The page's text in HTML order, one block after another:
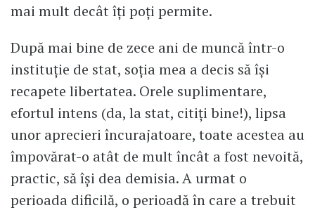
mai mult decât îți poți permite.
După mai bine de zece ani de muncă într-o
instituție de stat, soția mea a decis să își
recapete libertatea. Orele suplimentare,
efortul intens (da, la stat, citiți bine!), lipsa
unor aprecieri încurajatoare, toate acestea au
împovărat-o atât de mult încât a fost nevoită,
practic, să își dea demisia. A urmat o
perioada dificilă, o perioadă în care a trebuit